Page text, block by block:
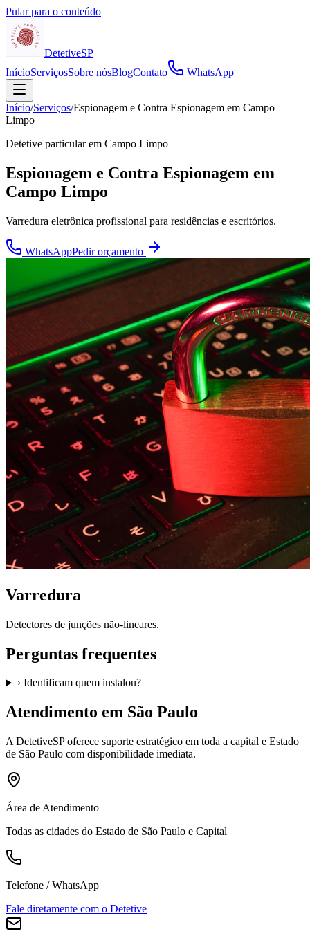
Pular para o conteúdo
DetetiveSP
InícioServiçosSobre nósBlogContato WhatsApp
Início/Serviços/Espionagem e Contra Espionagem em Campo
Limpo
Detetive particular em Campo Limpo
Espionagem e Contra Espionagem em
Campo Limpo
Varredura eletrônica profissional para residências e escritórios.
WhatsAppPedir orçamento
Varredura
Detectores de junções não-lineares.
Perguntas frequentes
› Identificam quem instalou?
Atendimento em São Paulo
A DetetiveSPoferece suporte estratégico em toda a capital e Estado
de São Paulo com disponibilidade imediata.
Área de Atendimento
Todas as cidades do Estado de São Paulo e Capital
Telefone / WhatsApp
Fale diretamente com o Detetive